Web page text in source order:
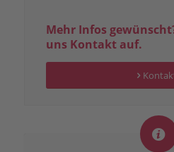
Mehr Infos
uns Kontakt auf.